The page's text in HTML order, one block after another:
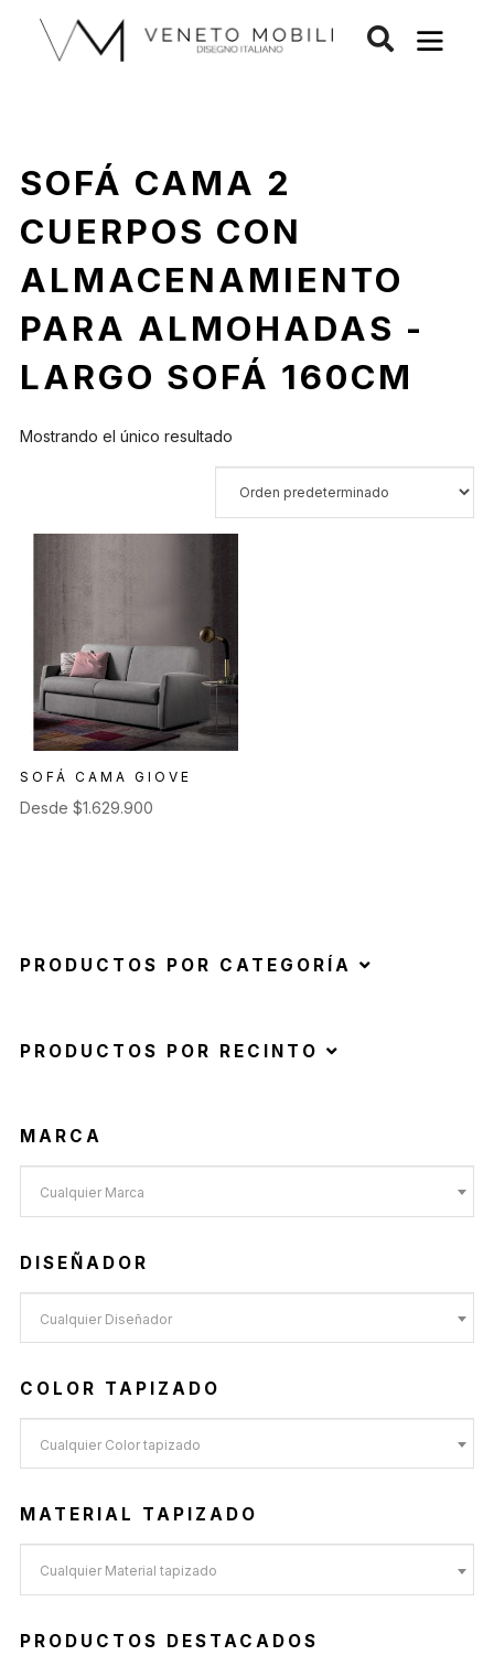
contenido
SOFÁ CAMA 2
CUERPOS CON
ALMACENAMIENTO
PARA ALMOHADAS -
LARGO SOFÁ 160CM
Mostrando el único resultado
SOFÁ CAMA GIOVE
Desde $1.629.900
PRODUCTOS POR CATEGORÍA
PRODUCTOS POR RECINTO
MARCA
Cualquier Marca
DISEÑADOR
Cualquier Diseñador
COLOR TAPIZADO
Cualquier Color tapizado
MATERIAL TAPIZADO
Cualquier Material tapizado
PRODUCTOS DESTACADOS